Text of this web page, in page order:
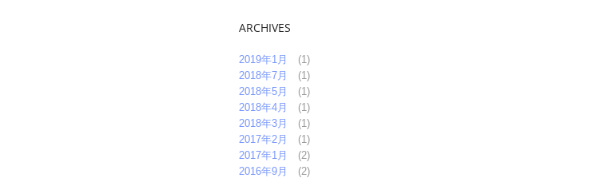
ARCHIVES
2019年1月
(1)
2018年7月
(1)
2018年5月
(1)
2018年4月
(1)
2018年3月
(1)
2017年2月
(1)
2017年1月
(2)
2016年9月
(2)